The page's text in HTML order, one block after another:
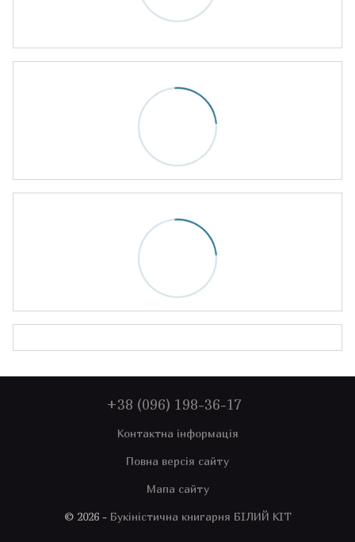
+38 (096) 198-36-17
Контактна інформація
Повна версія сайту
Мапа сайту
© 2026 - Букіністична книгарня БІЛИЙ КІТ